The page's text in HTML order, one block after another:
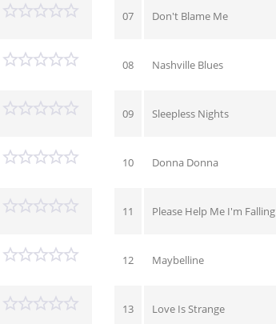
07 Don't Blame Me
08 Nashville Blues
09 Sleepless Nights
10 Donna Donna
11 Please Help Me I'm Falling
12 Maybelline
13 Love Is Strange